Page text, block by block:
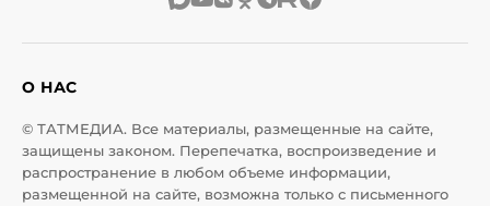
О НАС
© ТАТМЕДИА. Все материалы, размещенные на сайте,
защищены законом. Перепечатка, воспроизведение и
распространение в любом объеме информации,
размещенной на сайте, возможна только с письменного